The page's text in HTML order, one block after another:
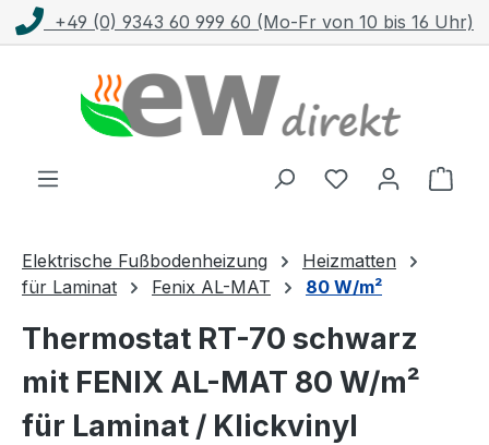
Zum Hauptinhalt springen
(0) 9343 60 999 60 (Mo-Fr von 10 bis 16 Uhr)
Elektrische Fußbodenheizung
Heizmatten
für Laminat
Fenix AL-MAT 80 W/m²
Thermostat RT-70 schwarz
mit FENIX AL-MAT 80 W/m²
für Laminat / Klickvinyl